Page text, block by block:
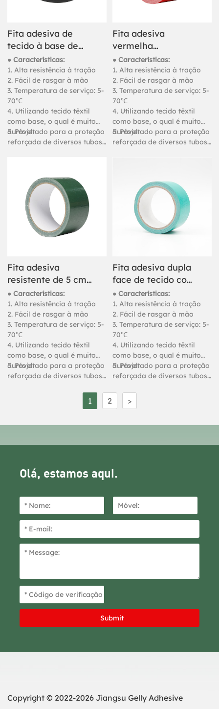
Fita adesiva de
tecido à base de
borracha para
vedação de caixas
de papelão.
● Características:
1. Alta resistência à tração
2. Fácil de rasgar à mão
3. Temperatura de serviço: 5-
70℃
4. Utilizando tecido têxtil
como base, o qual é muito
durável.
5. Projetado para a proteção
reforçada de diversos tubos
Fita adesiva
vermelha
removível
personalizada para
carpetes, 50 m
● Características:
1. Alta resistência à tração
2. Fácil de rasgar à mão
3. Temperatura de serviço: 5-
70℃
4. Utilizando tecido têxtil
como base, o qual é muito
durável.
5. Projetado para a proteção
reforçada de diversos tubos
Fita adesiva
resistente de 5 cm
(2 polegadas) na
cor verde escura
para uso externo.
● Características:
1. Alta resistência à tração
2. Fácil de rasgar à mão
3. Temperatura de serviço: 5-
70℃
4. Utilizando tecido têxtil
como base, o qual é muito
durável.
5. Projetado para a proteção
reforçada de diversos tubos
cargas pesadas, juntas e
Fita adesiva dupla
face de tecido com
alta aderência para
fixação em tetos.
● Características:
1. Alta resistência à tração
2. Fácil de rasgar à mão
3. Temperatura de serviço: 5-
70℃
4. Utilizando tecido têxtil
como base, o qual é muito
durável.
5. Projetado para a proteção
reforçada de diversos tubos
cargas pesadas, juntas e
fixação de carpetes.
1 2 >
Olá, estamos aqui.
Copyright © 2022-2026 Jiangsu Gelly Adhesive